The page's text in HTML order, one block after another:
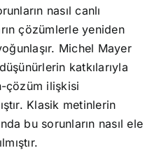
nasıl canlı
çözümlerle yeniden
Michel Mayer
katkılarıyla
çözüm ilişkisi
Klasik metinlerin
bu sorunların nasıl ele